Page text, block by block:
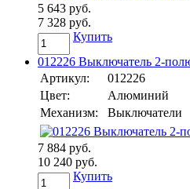
5 643 руб.
7 328 руб.
Купить
012226 Выключатель 2-
Артикул:
012226
Цвет:
Алюминий
Механизм:
Выключатели
7 884 руб.
10 240 руб.
Купить